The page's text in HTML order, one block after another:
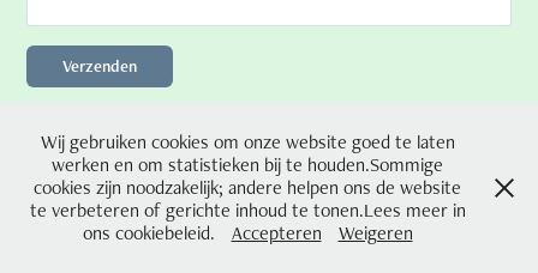
Verzenden
Designfotografie Capucienenstraat 11, 3970 Leopoldsburg GSM
0474810193 designfotografie.eveline@gmail.com BE0833.618.988
Wij gebruiken cookies om onze website goed te laten
werken en om statistieken bij te houden.Sommige
cookies zijn noodzakelijk; andere helpen ons de website
te verbeteren of gerichte inhoud te tonen.Lees meer in
ons cookiebeleid.
Accepteren Weigeren